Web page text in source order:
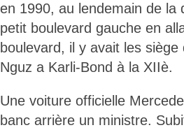
en 1990, au lendemain de la
petit boulevard gauche en
boulevard, il y avait les siège
Nguz a Karli-Bond à la XIIè.
Une voiture officielle
banc arrière un ministre.